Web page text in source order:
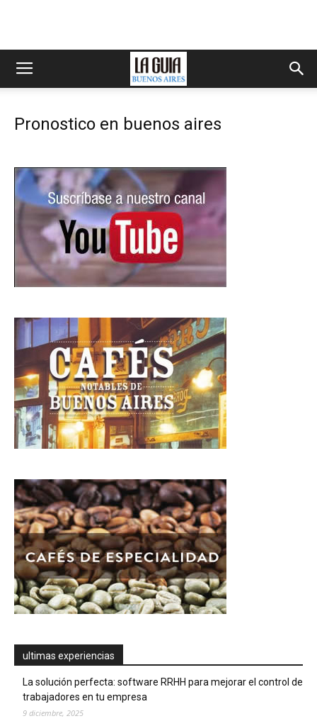
Pronostico en buenos aires
ultimas experiencias
La solución perfecta: software RRHH para mejorar el control de
trabajadores en tu empresa
9 diciembre, 2025